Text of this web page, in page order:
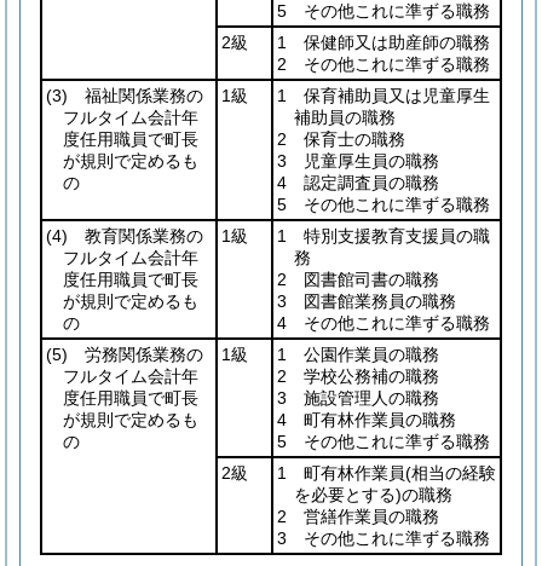
5 その他これに準ずる職務
2級
1 保健師又は助産師の職務
2 その他これに準ずる職務
(3) 福祉関係業務の
フルタイム会計年
度任用職員で町長
が規則で定めるも
の
1級
1 保育補助員又は児童厚生
補助員の職務
2 保育士の職務
3 児童厚生員の職務
4 認定調査員の職務
5 その他これに準ずる職務
(4) 教育関係業務の
フルタイム会計年
度任用職員で町長
が規則で定めるも
の
1級
1 特別支援教育支援員の職
務
2 図書館司書の職務
3 図書館業務員の職務
4 その他これに準ずる職務
(5) 労務関係業務の
フルタイム会計年
度任用職員で町長
が規則で定めるも
の
1級
1 公園作業員の職務
2 学校公務補の職務
3 施設管理人の職務
4 町有林作業員の職務
5 その他これに準ずる職務
2級
1 町有林作業員(相当の経験
を必要とする)の職務
2 営繕作業員の職務
3 その他これに準ずる職務